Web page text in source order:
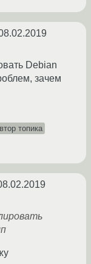
Debian
зачем
топика